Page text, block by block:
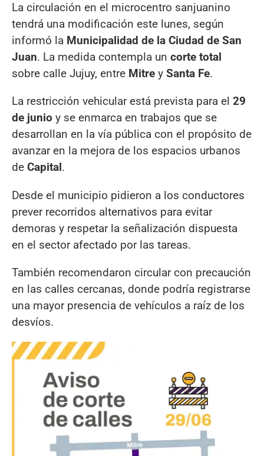
La circulación en el microcentro sanjuanino
tendrá una modificación este lunes, según
informó la Municipalidad de la Ciudad de San
Juan. La medida contempla un corte total
sobre calle Jujuy, entre Mitre y Santa Fe.
La restricción vehicular está prevista para el 29
de junio y se enmarca en trabajos que se
desarrollan en la vía pública con el propósito de
avanzar en la mejora de los espacios urbanos
de Capital.
Desde el municipio pidieron a los conductores
prever recorridos alternativos para evitar
demoras y respetar la señalización dispuesta
en el sector afectado por las tareas.
También recomendaron circular con precaución
en las calles cercanas, donde podría registrarse
una mayor presencia de vehículos a raíz de los
desvíos.